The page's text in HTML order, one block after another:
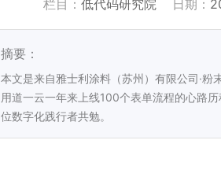
栏目： 低代码研究院 日期：
摘要：
本文是来自雅士利涂料（苏州）有限公司·
用道一云一年来上线100个表单流程的心路
位数字化践行者共勉。